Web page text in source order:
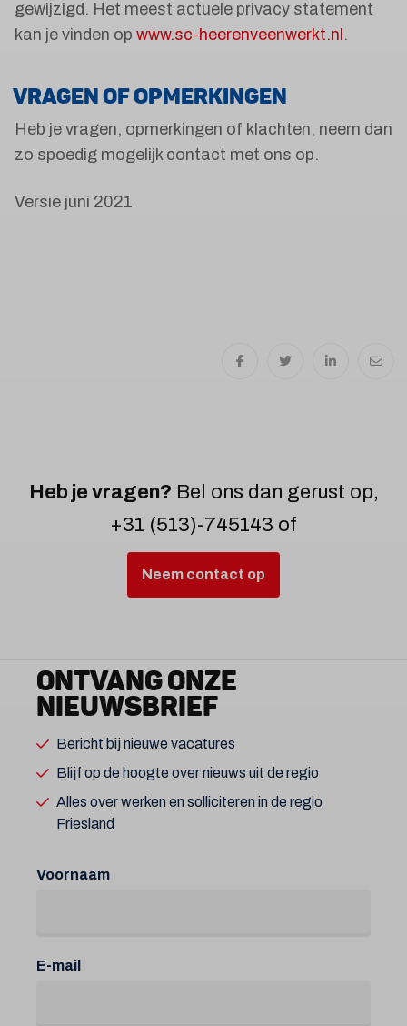
gewijzigd. Het meest actuele privacy statement
kan je vinden op www.sc-heerenveenwerkt.nl .
VRAGEN OF OPMERKINGEN
Heb je vragen, opmerkingen of klachten, neem dan
zo spoedig mogelijk contact met ons op.
Versie juni 2021
Heb je vragen? Bel ons dan gerust op,
+31 (513)-745143 of
Neem contact op
ONTVANG ONZE
NIEUWSBRIEF
Bericht bij nieuwe vacatures
Blijf op de hoogte over nieuws uit de regio
Alles over werken en solliciteren in de regio
Friesland
Voornaam
E-mail